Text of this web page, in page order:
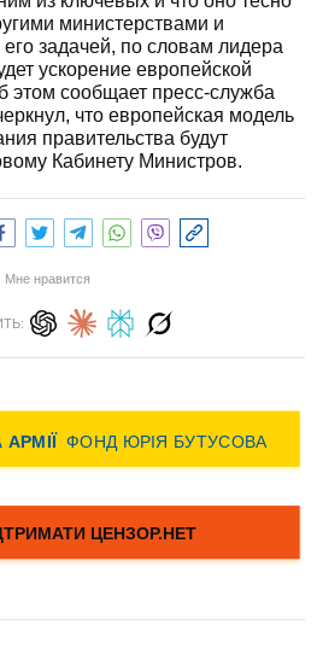
министерствами и
задачей, по словам лидера
ускорение европейской
этом сообщает пресс-служба
что европейская модель
правительства будут
Кабинету Министров.
Мне нравится